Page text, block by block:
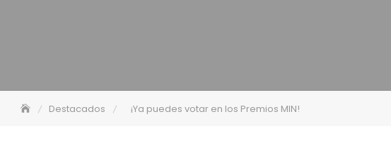
Destacados ¡Ya puedes votar en los Premios MIN!